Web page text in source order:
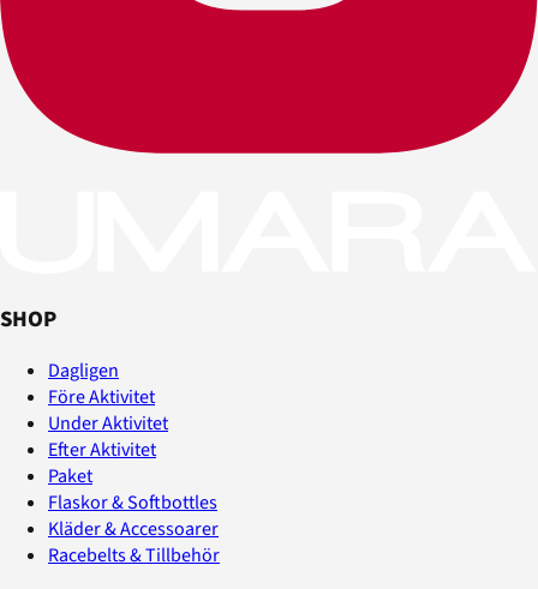
SHOP
Dagligen
Före Aktivitet
Under Aktivitet
Efter Aktivitet
Paket
Flaskor & Softbottles
Kläder & Accessoarer
Racebelts & Tillbehör